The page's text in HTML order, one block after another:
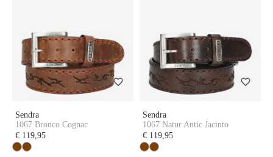
Sendra
1067 Bronco Cognac
€ 119,95
Sendra
1067 Natur Antic Jacinto
€ 119,95